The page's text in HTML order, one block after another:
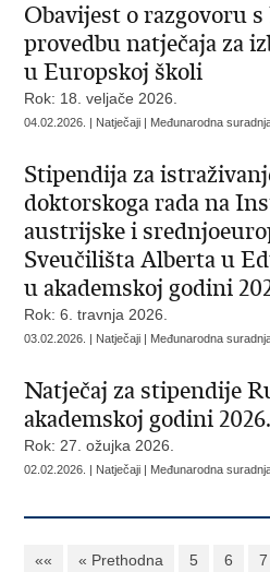
Obavijest o razgovoru
provedbu natječaja za
u Europskoj školi
Rok: 18. veljače 2026.
04.02.2026. | Natječaji | Međunarodna
Stipendija za
doktorskoga rada na
austrijske i
Sveučilišta Alberta u
u akademskoj godini
Rok: 6. travnja 2026.
03.02.2026. | Natječaji | Međunarodna
Natječaj za stipendije
akademskoj godini
Rok: 27. ožujka 2026.
02.02.2026. | Natječaji | Međunarodna
«« « Prethodna 5 6 7